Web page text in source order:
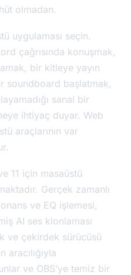
olmadan.
uygulaması seçin.
çağrısında konuşmak,
bir kitleye yayın
soundboard başlatmak,
sanal bir
ihtiyaç duyar. Web
araçlarının var
11 için masaüstü
Gerçek zamanlı
ve EQ işlemesi,
AI ses klonlaması
ve çekirdek sürücüsü
ve OBS’ye temiz bir